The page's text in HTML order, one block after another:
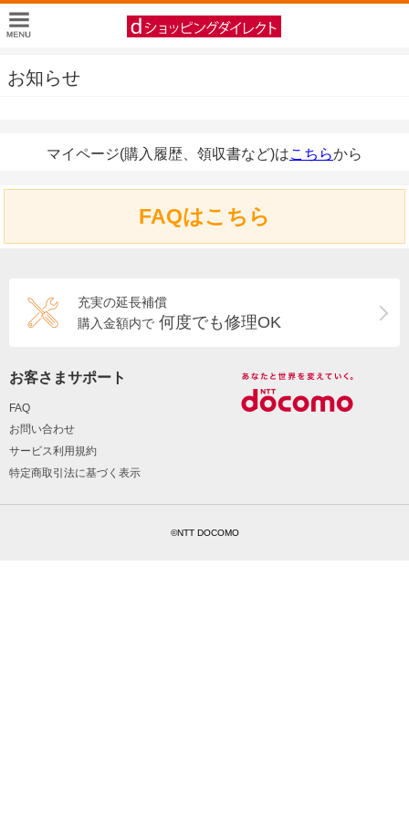
お知らせ
マイページ(購入履歴、領収書など)はこちらから
FAQはこちら
充実の延長補償
購入金額内で 何度でも修理OK
お客さまサポート
FAQ
お問い合わせ
サービス利用規約
特定商取引法に基づく表示
©NTT DOCOMO